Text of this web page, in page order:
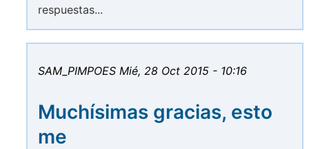
respuestas...
SAM_PIMPOES Mié, 28 Oct 2015 - 10:16
Muchísimas gracias, esto
me